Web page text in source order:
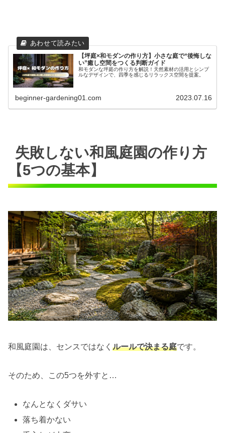
【坪庭×和モダンの作り方】小さな庭で“後悔しな
い”癒し空間をつくる判断ガイド
和モダンな坪庭の作り方を解説！天然素材の活用とシンプ
ルなデザインで、四季を感じるリラックス空間を提案。
beginner-gardening01.com 2023.07.16
失敗しない和風庭園の作り方
【5つの基本】
和風庭園は、センスではなく ルールで決まる庭です。
そのため、この5つを外すと…
なんとなくダサい
落ち着かない